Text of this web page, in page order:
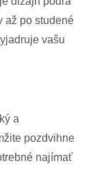
až po studené
vašu
a
pozdvihne
najímať